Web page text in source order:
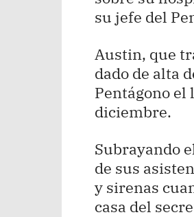
su jefe del
Austin, que
dado de alta
Pentágono el
diciembre.
Subrayando
de sus
y sirenas
casa del